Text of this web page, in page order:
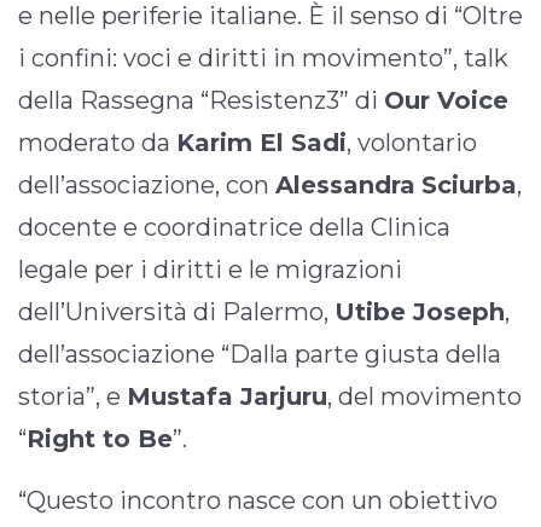
e nelle periferie italiane. È il senso di “Oltre
i confini: voci e diritti in movimento”, talk
della Rassegna “Resistenz3” di Our Voice
moderato da Karim El Sadi, volontario
dell’associazione, con Alessandra Sciurba,
docente e coordinatrice della Clinica
legale per i diritti e le migrazioni
dell’Università di Palermo, Utibe Joseph,
dell’associazione “Dalla parte giusta della
storia”, e Mustafa Jarjuru, del movimento
“Right to Be”.
“Questo incontro nasce con un obiettivo